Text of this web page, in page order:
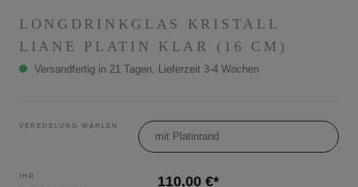
LONGDRINKGLAS KRISTALL
LIANE PLATIN KLAR (16 CM)
Versandfertig in 21 Tagen, Lieferzeit 3-4 Wochen
VEREDELUNG WÄHLEN
mit Platinrand
IHR 110,00 €*